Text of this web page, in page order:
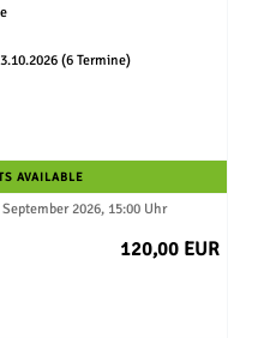
(6 Termine)
AVAILABLE
2026, 15:00 Uhr
120,00 EUR